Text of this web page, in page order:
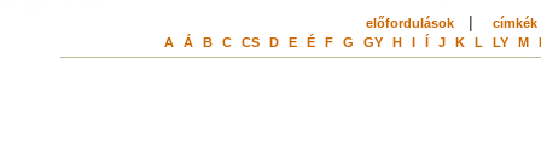
előfordulások| címkék
A Á B C CS D E É F G GY H I Í J K L LY M